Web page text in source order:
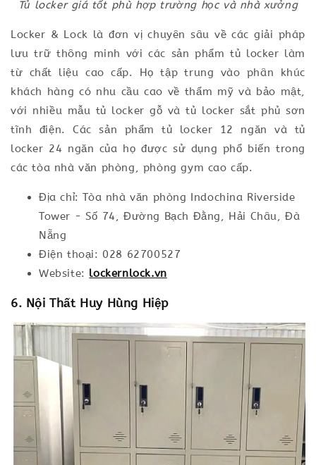
Tủ locker giá tốt phù hợp trường học và nhà xưởng
Locker & Lock là đơn vị chuyên sâu về các giải pháp
lưu trữ thông minh với các sản phẩm tủ locker làm
từ chất liệu cao cấp. Họ tập trung vào phân khúc
khách hàng có nhu cầu cao về thẩm mỹ và bảo mật,
với nhiều mẫu tủ locker gỗ và tủ locker sắt phủ sơn
tĩnh điện. Các sản phẩm tủ locker 12 ngăn và tủ
locker 24 ngăn của họ được sử dụng phổ biến trong
các tòa nhà văn phòng, phòng gym cao cấp.
Địa chỉ: Tòa nhà văn phòng Indochina Riverside
Tower - Số 74, Đường Bạch Đằng, Hải Châu, Đà
Nẵng
Điện thoại: 028 62700527
Website: lockernlock.vn
6. Nội Thất Huy Hùng Hiệp